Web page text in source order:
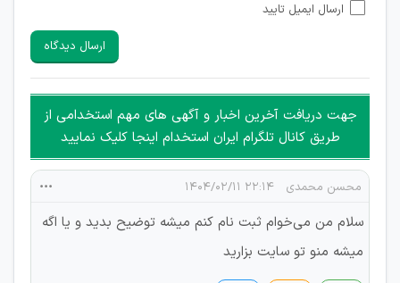
امکان تأیید نظرات کاربرانی که به هر طریقی قصد مأیوس کردن
هرگونه تحریک، تحقیر و کنایه به سایر افراد (مسئول و غیر مسئول)
غیر مجاز می باشد.
امکان هماهنگی برای هرگونه ملاقات حضوری چه به صورت دسته
جمعی و چه فردی توسط کاربران سایت وجود ندارد.
ارسال ایمیل تایید
ارسال دیدگاه
جهت دریافت آخرین اخبار و آگهی های مهم استخدامی از
طریق کانال تلگرام ایران استخدام اینجا کلیک نمایید
محسن محمدی ۲۲:۱۴ ۱۴۰۴/۰۲/۱۱
سلام من می‌خوام ثبت نام کنم میشه توضیح بدید و یا اگه
میشه منو تو سایت بزارید